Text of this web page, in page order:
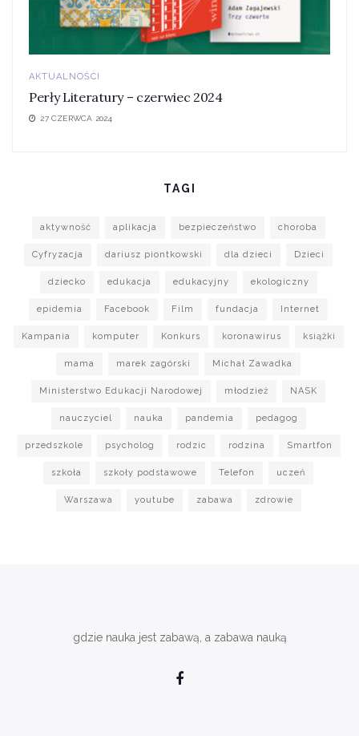
AKTUALNOŚCI
Perły Literatury – czerwiec 2024
27 CZERWCA 2024
TAGI
aktywność aplikacja bezpieczeństwo choroba
Cyfryzacja dariusz piontkowski dla dzieci Dzieci
dziecko edukacja edukacyjny ekologiczny
epidemia Facebook Film fundacja Internet
Kampania komputer Konkurs koronawirus książki
mama marek zagórski Michał Zawadka
Ministerstwo Edukacji Narodowej młodzież NASK
nauczyciel nauka pandemia pedagog
przedszkole psycholog rodzic rodzina Smartfon
szkoła szkoły podstawowe Telefon uczeń
Warszawa youtube zabawa zdrowie
gdzie nauka jest zabawą, a zabawa nauką